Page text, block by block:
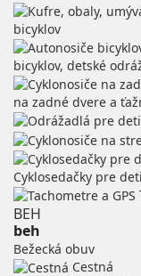
bicyklov
bicyklov, detské
na zadné dvere a
Cyklosedačky pre
BEH
beh
Bežecká obuv
Cestná